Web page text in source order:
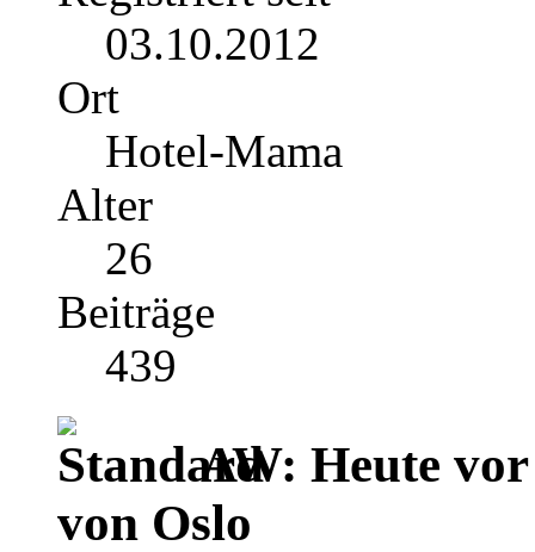
03.10.2012
Ort
Hotel-Mama
Alter
26
Beiträge
439
AW: Heute
von Oslo